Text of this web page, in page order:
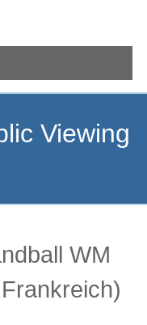
Viewing
WM